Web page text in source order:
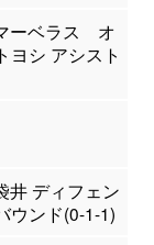
ーベラス オ
ヨシ アシスト
井 ディフェン
ウンド(0-1-1)